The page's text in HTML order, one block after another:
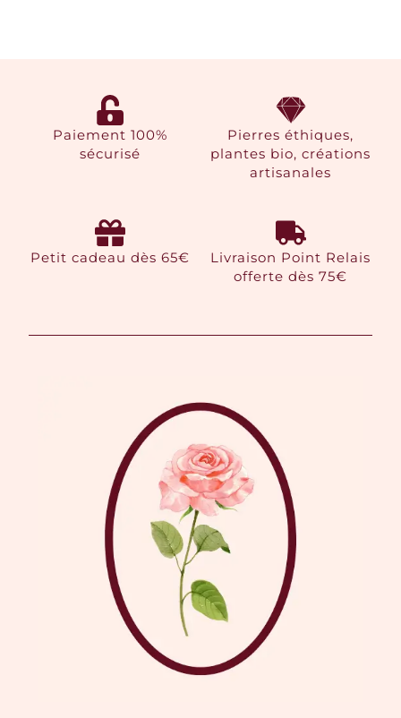
Paiement 100%
sécurisé
Pierres éthiques,
plantes bio, créations
artisanales
Petit cadeau dès 65€
Livraison Point Relais
offerte dès 75€